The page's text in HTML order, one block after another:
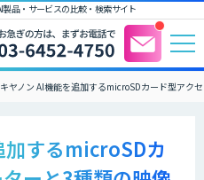
製品・サービスの比較・検索サイト
キヤノン AI機能を追加するmicroSDカード型アク
加するmicroSDカ